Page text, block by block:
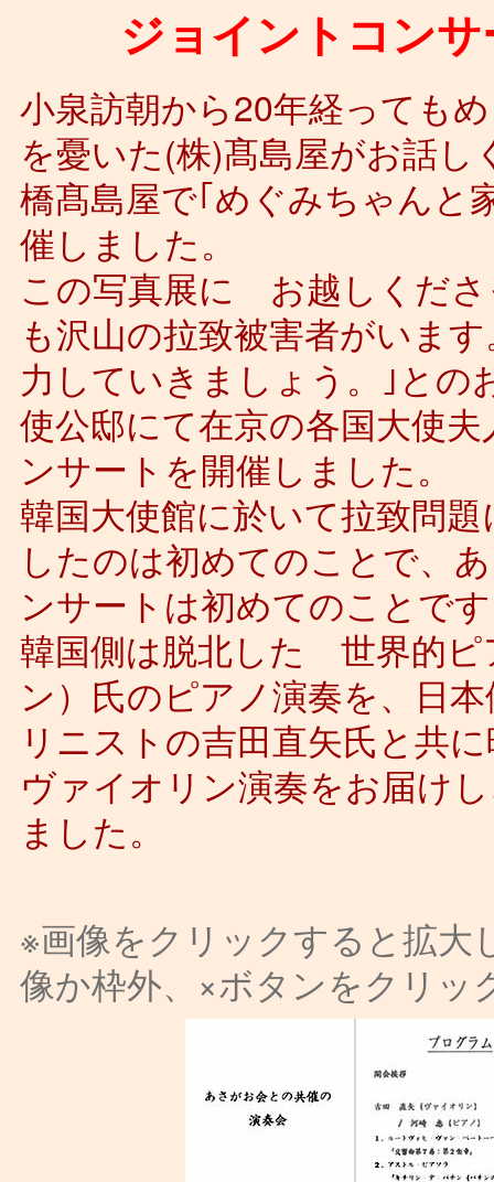
ジョイントコン
小泉訪朝から20年経っても
を憂いた(株)髙島屋がお話
橋髙島屋で｢めぐみちゃんと
催しました。
この写真展に お越しくださ
も沢山の拉致被害者がいま
力していきましょう。｣との
使公邸にて在京の各国大使
ンサートを開催しました。
韓国大使館に於いて拉致問
したのは初めてのことで、
ンサートは初めてのことで
韓国側は脱北した 世界的ピ
ン）氏のピアノ演奏を、日
リニストの吉田直矢氏と共
ヴァイオリン演奏をお届け
ました。
※画像をクリックすると拡大
像か枠外、×ボタンをクリッ